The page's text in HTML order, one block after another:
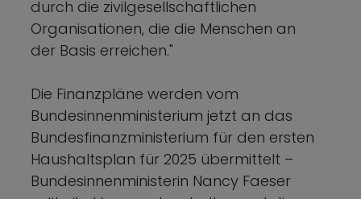
durch die zivilgesellschaftlichen
Organisationen, die die Menschen an
der Basis erreichen."
Die Finanzpläne werden vom
Bundesinnenministerium jetzt an das
Bundesfinanzministerium für den ersten
Haushaltsplan für 2025 übermittelt –
Bundesinnenministerin Nancy Faeser